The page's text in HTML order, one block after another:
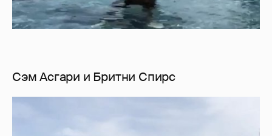
Сэм Асгари и Бритни Спирс